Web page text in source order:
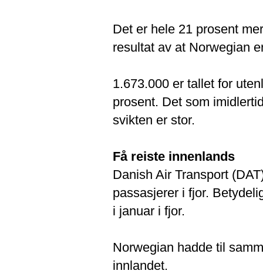
Det er hele 21 prosent
resultat av at Norwegian
1.673.000 er tallet for
prosent. Det som
svikten er stor.
Få reiste innenlands
Danish Air Transport
passasjerer i fjor.
i januar i fjor.
Norwegian hadde til
innlandet.